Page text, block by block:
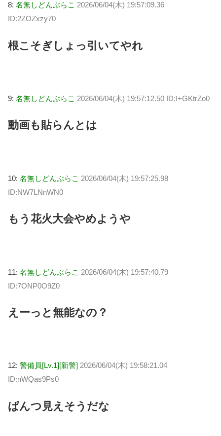
8: 名無しどんぶらこ 2026/06/04(木) 19:57:09.36
ID:2ZOZxzy70
根こそぎしょっ引いてやれ
9: 名無しどんぶらこ 2026/06/04(木) 19:57:12.50 ID:I+GKtrZo0
動画も貼らんとは
10: 名無しどんぶらこ 2026/06/04(木) 19:57:25.98
ID:NW7LNnWN0
もう花火大会やめようや
11: 名無しどんぶらこ 2026/06/04(木) 19:57:40.79
ID:7ONP0O9Z0
えーっと無能なの？
12: 警備員[Lv.1][新警] 2026/06/04(木) 19:58:21.04
ID:nWQas9Ps0
ぱんつ見えそうだな